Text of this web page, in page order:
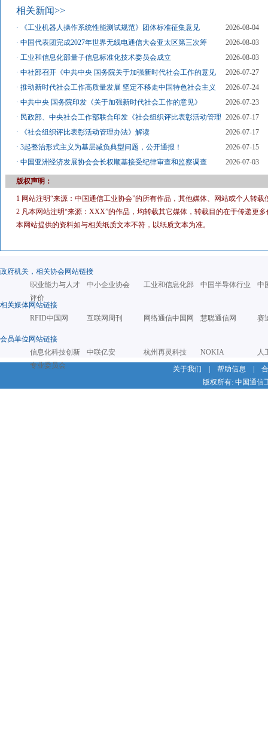
相关新闻>>
· 《工业机器人操作系统性能测试规范》团体标准征集意见
2026-08-04
·中国代表团完成2027年世界无线电通信大会亚太区第三次筹
2026-08-03
·工业和信息化部量子信息标准化技术委员会成立
2026-08-03
·中社部召开《中共中央 国务院关于加强新时代社会工作的意见
2026-07-27
·推动新时代社会工作高质量发展 坚定不移走中国特色社会主义
2026-07-24
·中共中央 国务院印发《关于加强新时代社会工作的意见》
2026-07-23
· 民政部、中央社会工作部联合印发《社会组织评比表彰活动管理
2026-07-17
·
《社会组织评比表彰活动管理办法》解读
2026-07-17
·3起整治形式主义为基层减负典型问题，公开通报！
2026-07-15
·中国亚洲经济发展协会会长权顺基接受纪律审查和监察调查 2026-07-03
版权声明：
1 网站注明“来源：中国通信工业协会”的所有作品，其他媒体、网站或个人转
2 凡本网站注明“来源：XXX”的作品，均转载其它媒体，转载目的在于传递更
本网站提供的资料如与相关纸质文本不符，以纸质文本为准。
政府机关，相关协会网站链接
职业能力与人才
评价
中小企业协会 工业和信息化部 中国半导体行业 中
相关媒体网站链接
RFID中国网
互联网周刊 网络通信中国网 慧聪通信网 赛
会员单位网站链接
信息化科技创新
专业委员会
中联亿安 杭州再灵科技 NOKIA
人
关于我们
帮助信息
版权所有: 中国通信